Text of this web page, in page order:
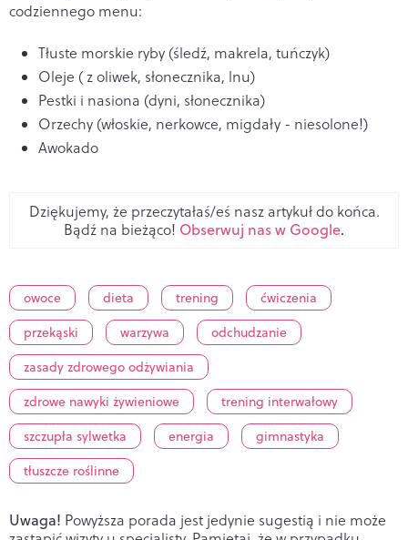
codziennego menu:
Tłuste morskie ryby (śledź, makrela, tuńczyk)
Oleje ( z oliwek, słonecznika, lnu)
Pestki i nasiona (dyni, słonecznika)
Orzechy (włoskie, nerkowce, migdały - niesolone!)
Awokado
Dziękujemy, że przeczytałaś/eś nasz artykuł do końca.
Bądź na bieżąco! Obserwuj nas w Google.
owoce dieta trening
ćwiczenia
przekąski
warzywa
odchudzanie
zasady zdrowego odżywiania
zdrowe nawyki żywieniowe
trening interwałowy
szczupła sylwetka
energia
gimnastyka
tłuszcze roślinne
Uwaga! Powyższa porada jest jedynie sugestią i nie może